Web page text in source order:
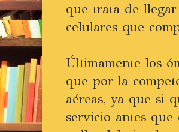
que trata de
celulares que
Últimamente los
que por la
aéreas, ya que si
servicio antes